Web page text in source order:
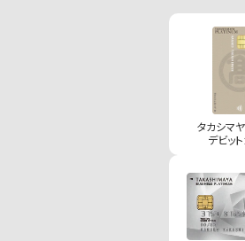
タカシマ
デビッ